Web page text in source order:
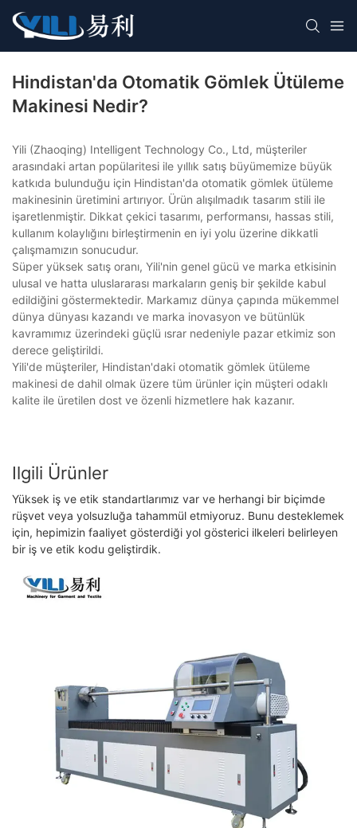
Hindistan'da Otomatik Gömlek Ütüleme
Makinesi Nedir?
Yili (Zhaoqing) Intelligent Technology Co., Ltd, müşteriler
arasındaki artan popülaritesi ile yıllık satış büyümemize büyük
katkıda bulunduğu için Hindistan'da otomatik gömlek ütüleme
makinesinin üretimini artırıyor. Ürün alışılmadık tasarım stili ile
işaretlenmiştir. Dikkat çekici tasarımı, performansı, hassas stili,
kullanım kolaylığını birleştirmenin en iyi yolu üzerine dikkatli
çalışmamızın sonucudur.
Süper yüksek satış oranı, Yili'nin genel gücü ve marka etkisinin
ulusal ve hatta uluslararası markaların geniş bir şekilde kabul
edildiğini göstermektedir. Markamız dünya çapında mükemmel
dünya dünyası kazandı ve marka inovasyon ve bütünlük
kavramımız üzerindeki güçlü ısrar nedeniyle pazar etkimiz son
derece geliştirildi.
Yili'de müşteriler, Hindistan'daki otomatik gömlek ütüleme
makinesi de dahil olmak üzere tüm ürünler için müşteri odaklı
kalite ile üretilen dost ve özenli hizmetlere hak kazanır.
Ilgili Ürünler
Yüksek iş ve etik standartlarımız var ve herhangi bir biçimde
rüşvet veya yolsuzluğa tahammül etmiyoruz. Bunu desteklemek
için, hepimizin faaliyet gösterdiği yol gösterici ilkeleri belirleyen
bir iş ve etik kodu geliştirdik.